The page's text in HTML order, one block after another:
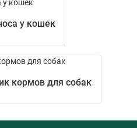
у кошек
кормов для собак